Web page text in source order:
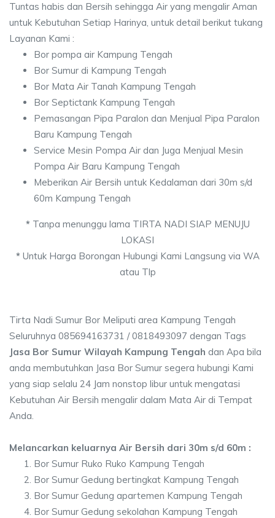
Tuntas habis dan Bersih sehingga Air yang mengalir Aman
untuk Kebutuhan Setiap Harinya, untuk detail berikut tukang
Layanan Kami :
Bor pompa air Kampung Tengah
Bor Sumur di Kampung Tengah
Bor Mata Air Tanah Kampung Tengah
Bor Septictank Kampung Tengah
Pemasangan Pipa Paralon dan Menjual Pipa Paralon
Baru Kampung Tengah
Service Mesin Pompa Air dan Juga Menjual Mesin
Pompa Air Baru Kampung Tengah
Meberikan Air Bersih untuk Kedalaman dari 30m s/d
60m Kampung Tengah
*Tanpa menunggu lama TIRTA NADI SIAP MENUJU
LOKASI
*Untuk Harga Borongan Hubungi Kami Langsung via WA
atau Tlp
Tirta Nadi Sumur Bor Meliputi area Kampung Tengah
Seluruhnya 085694163731 / 0818493097 dengan Tags
Jasa Bor Sumur Wilayah Kampung Tengah dan Apa bila
anda membutuhkan Jasa Bor Sumur segera hubungi Kami
yang siap selalu 24 Jam nonstop libur untuk mengatasi
Kebutuhan Air Bersih mengalir dalam Mata Air di Tempat
Anda.
Melancarkan keluarnya Air Bersih dari 30m s/d 60m :
Bor Sumur Ruko Ruko Kampung Tengah
Bor Sumur Gedung bertingkat Kampung Tengah
Bor Sumur Gedung apartemen Kampung Tengah
Bor Sumur Gedung sekolahan Kampung Tengah